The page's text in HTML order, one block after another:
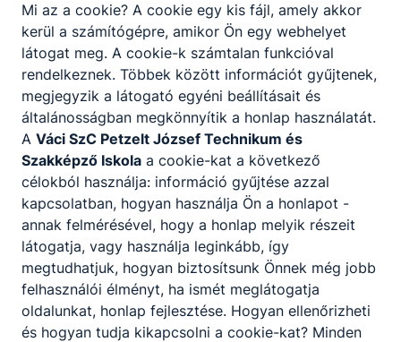
2026-08-31
Munkaviszony jellege
Teljes munkaidő vagy óraadó
Munkavégzés helye
Szentendre
Szakmai informatika tanár
Iskolánk szakmai informatikai tantárgy
oktatására keres kollégát azonnali belépéssel.
Óraadók, részmunkaidős munkavállalók is
jelentkezhetnek. Bérezés megegyezés szerint.
Részletek, jelentkezés
Mi az a cookie? A cookie egy kis fájl, amely akkor
kerül a számítógépre, amikor Ön egy webhelyet
látogat meg. A cookie-k számtalan funkcióval
rendelkeznek. Többek között információt gyűjtenek,
megjegyzik a látogató egyéni beállításait és
általánosságban megkönnyítik a honlap használatát.
A Váci SzC Petzelt József Technikum és
Szakképző Iskola a cookie-kat a következő
célokból használja: információ gyűjtése azzal
kapcsolatban, hogyan használja Ön a honlapot -
annak felmérésével, hogy a honlap melyik részeit
látogatja, vagy használja leginkább, így
megtudhatjuk, hogyan biztosítsunk Önnek még jobb
felhasználói élményt, ha ismét meglátogatja
oldalunkat, honlap fejlesztése. Hogyan ellenőrizheti
és hogyan tudja kikapcsolni a cookie-kat? Minden